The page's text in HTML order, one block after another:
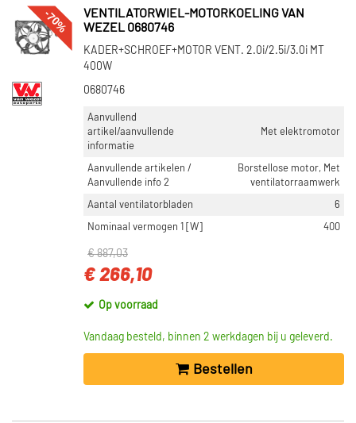
-70%
VENTILATORWIEL-MOTORKOELING VAN
WEZEL 0680746
KADER+SCHROEF+MOTOR VENT. 2.0i/2.5i/3.0i MT
400W
0680746
Aanvullend
artikel/aanvullende
informatie
Met elektromotor
Aanvullende artikelen /
Aanvullende info 2
Borstellose motor, Met
ventilatorraamwerk
Aantal ventilatorbladen
6
Nominaal vermogen 1 [W]
400
€ 887,03
€ 266,10
Op voorraad
Vandaag besteld, binnen 2 werkdagen bij u geleverd.
Bestellen